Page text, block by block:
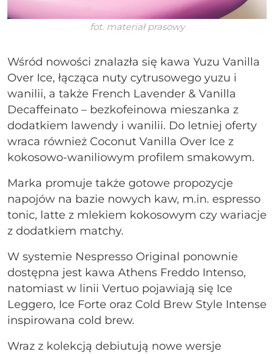
fot. materiał prasowy
Wśród nowości znalazła się kawa Yuzu Vanilla
Over Ice, łącząca nuty cytrusowego yuzu i
wanilii, a także French Lavender & Vanilla
Decaffeinato – bezkofeinowa mieszanka z
dodatkiem lawendy i wanilii. Do letniej oferty
wraca również Coconut Vanilla Over Ice z
kokosowo-waniliowym profilem smakowym.
Marka promuje także gotowe propozycje
napojów na bazie nowych kaw, m.in. espresso
tonic, latte z mlekiem kokosowym czy wariacje
z dodatkiem matchy.
W systemie Nespresso Original ponownie
dostępna jest kawa Athens Freddo Intenso,
natomiast w linii Vertuo pojawiają się Ice
Leggero, Ice Forte oraz Cold Brew Style Intense
inspirowana cold brew.
Wraz z kolekcją debiutują nowe wersje